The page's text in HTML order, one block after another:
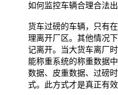
如何监控车辆合理合法出
货车过磅的车辆，只有
理离开厂区。其他情况
记离开。当大货车离厂
能称重系统的称重数据
数据、皮重数据、过磅
式。此方式才是真正有